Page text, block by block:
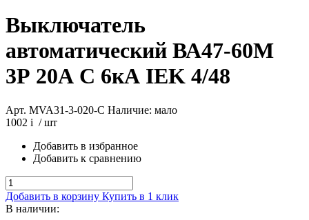
Выключатель
автоматический ВА47-60М
3Р 20А C 6кА IEK 4/48
Арт. MVA31-3-020-C Наличие: мало
1002 i / шт
Добавить в избранное
Добавить к сравнению
Добавить в корзину Купить в 1 клик
В наличии: